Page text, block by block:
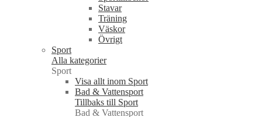
Stavar
Träning
Väskor
Övrigt
Sport
Alla kategorier
Sport
Visa allt inom Sport
Bad & Vattensport
Tillbaks till Sport
Bad & Vattensport